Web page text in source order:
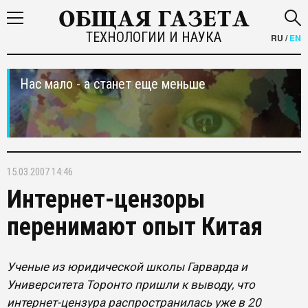
ТЕХНОЛОГИИ И НАУКА RU /EN
Нас мало - а станет еще меньше
15.03.2007 14:46
Интернет-цензоры
перенимают опыт Китая
Ученые из юридической школы Гарварда и
Университета Торонто пришли к выводу, что
интернет-цензура распространилась уже в 20